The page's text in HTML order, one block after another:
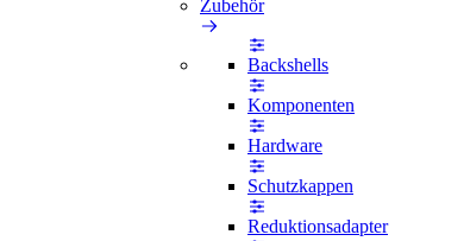
Zubehör
Backshells
Komponenten
Hardware
Schutzkappen
Reduktionsadapter